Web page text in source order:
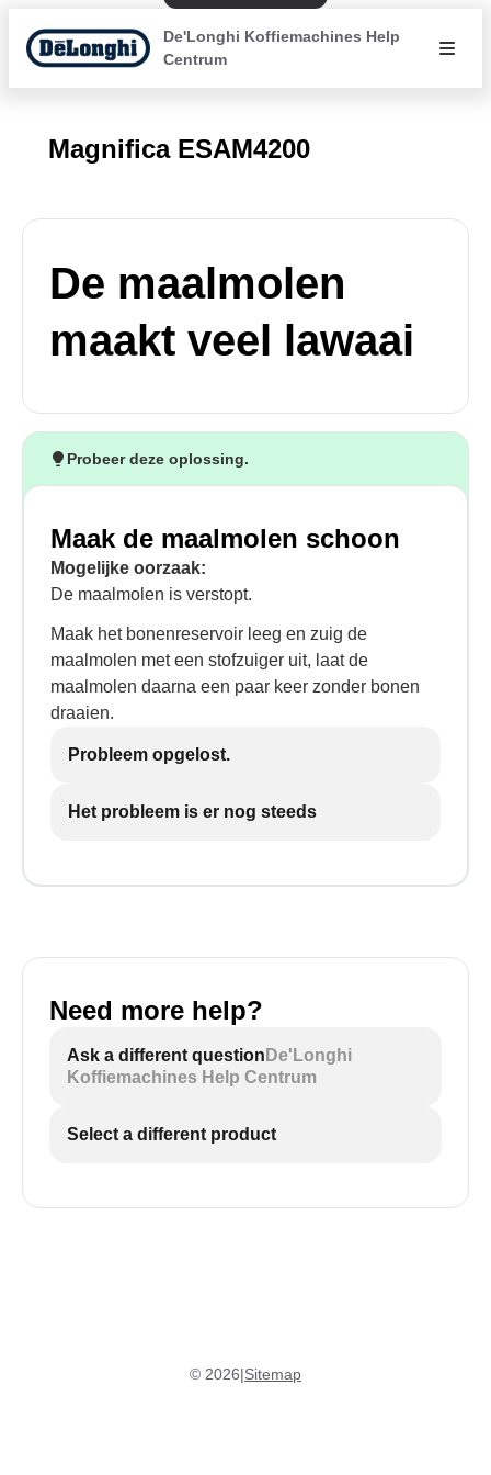
De'Longhi Koffiemachines Help
Centrum
Magnifica ESAM4200
De maalmolen
maakt veel lawaai
Probeer deze oplossing.
Maak de maalmolen schoon
Mogelijke oorzaak:
De maalmolen is verstopt.
Maak het bonenreservoir leeg en zuig de
maalmolen met een stofzuiger uit, laat de
maalmolen daarna een paar keer zonder bonen
draaien.
Probleem opgelost.
Het probleem is er nog steeds
Need more help?
Ask a different question De'Longhi
Koffiemachines Help Centrum
Select a different product
© 2026|Sitemap